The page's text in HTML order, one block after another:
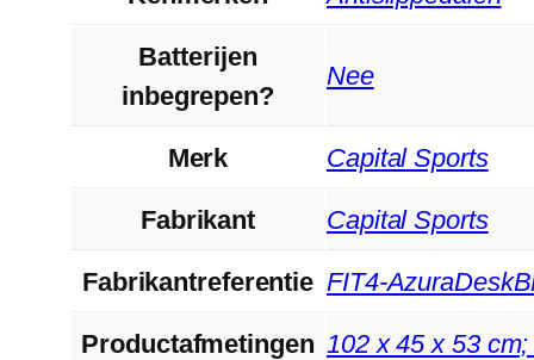
Batterijen
inbegrepen?
‎Nee
Merk ‎Capital Sports
Fabrikant ‎Capital Sports
Fabrikantreferentie ‎FIT4-
Productafmetingen ‎102 x 45 x 53